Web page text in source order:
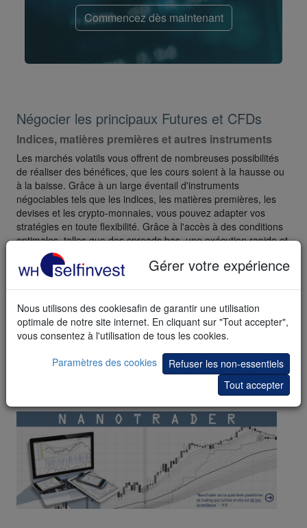
Commencez dès maintenant
Négocier les principaux Futures et CFDs
Indices, matières premières et autres instruments
Les marchés volatils vous offrent de nombreuses possibilités
de réaliser des bénéfices, que les cours soient à la hausse ou
à la baisse. Grâce à un large éventail d'instruments
négociables tels que les indices, les matières premières, les
devises et les crypto-monnaies, vous pouvez adapter vos
stratégies en toute flexibilité. Grâce à l'accès à des conditions
optimales, telles que des spreads bas, une exécution rapide et
des plateformes de trading avancées, vous avez la possibilité
d'exploiter pleinement votre potentiel sur le marché. Les
instruments suivants sont négociables chez WH Selfinvest :
Indices:FuturesetCFDs
Matières premières :Futureset CFDs
CFDs
Gérer votre expérience
Nous utilisons des cookiesafin de garantir une utilisation
optimale de notre site internet. En cliquant sur "Tout accepter",
vous consentez à l'utilisation de tous les cookies.
Paramètres des cookies
Refuser les non-essentiels
Tout accepter